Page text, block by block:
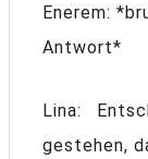
Enerem:
Antwort*
Lina:
gestehen,